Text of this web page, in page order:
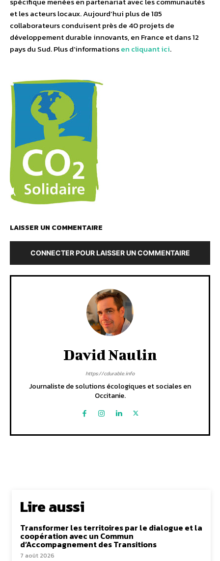
et les acteurs locaux. Aujourd’hui plus de 185
collaborateurs conduisent près de 40 projets de
développement durable innovants, en France et dans 12
pays du Sud. Plus d’informationsen cliquant ici.
LAISSER UN COMMENTAIRE
CONNECTER POUR LAISSER UN COMMENTAIRE
David Naulin
https://cdurable.info
Journaliste de solutions écologiques et sociales en
Occitanie.
Lire aussi
Transformer les territoires par le dialogue et la
coopération avec un Commun
d’Accompagnement des Transitions
7 août 2026